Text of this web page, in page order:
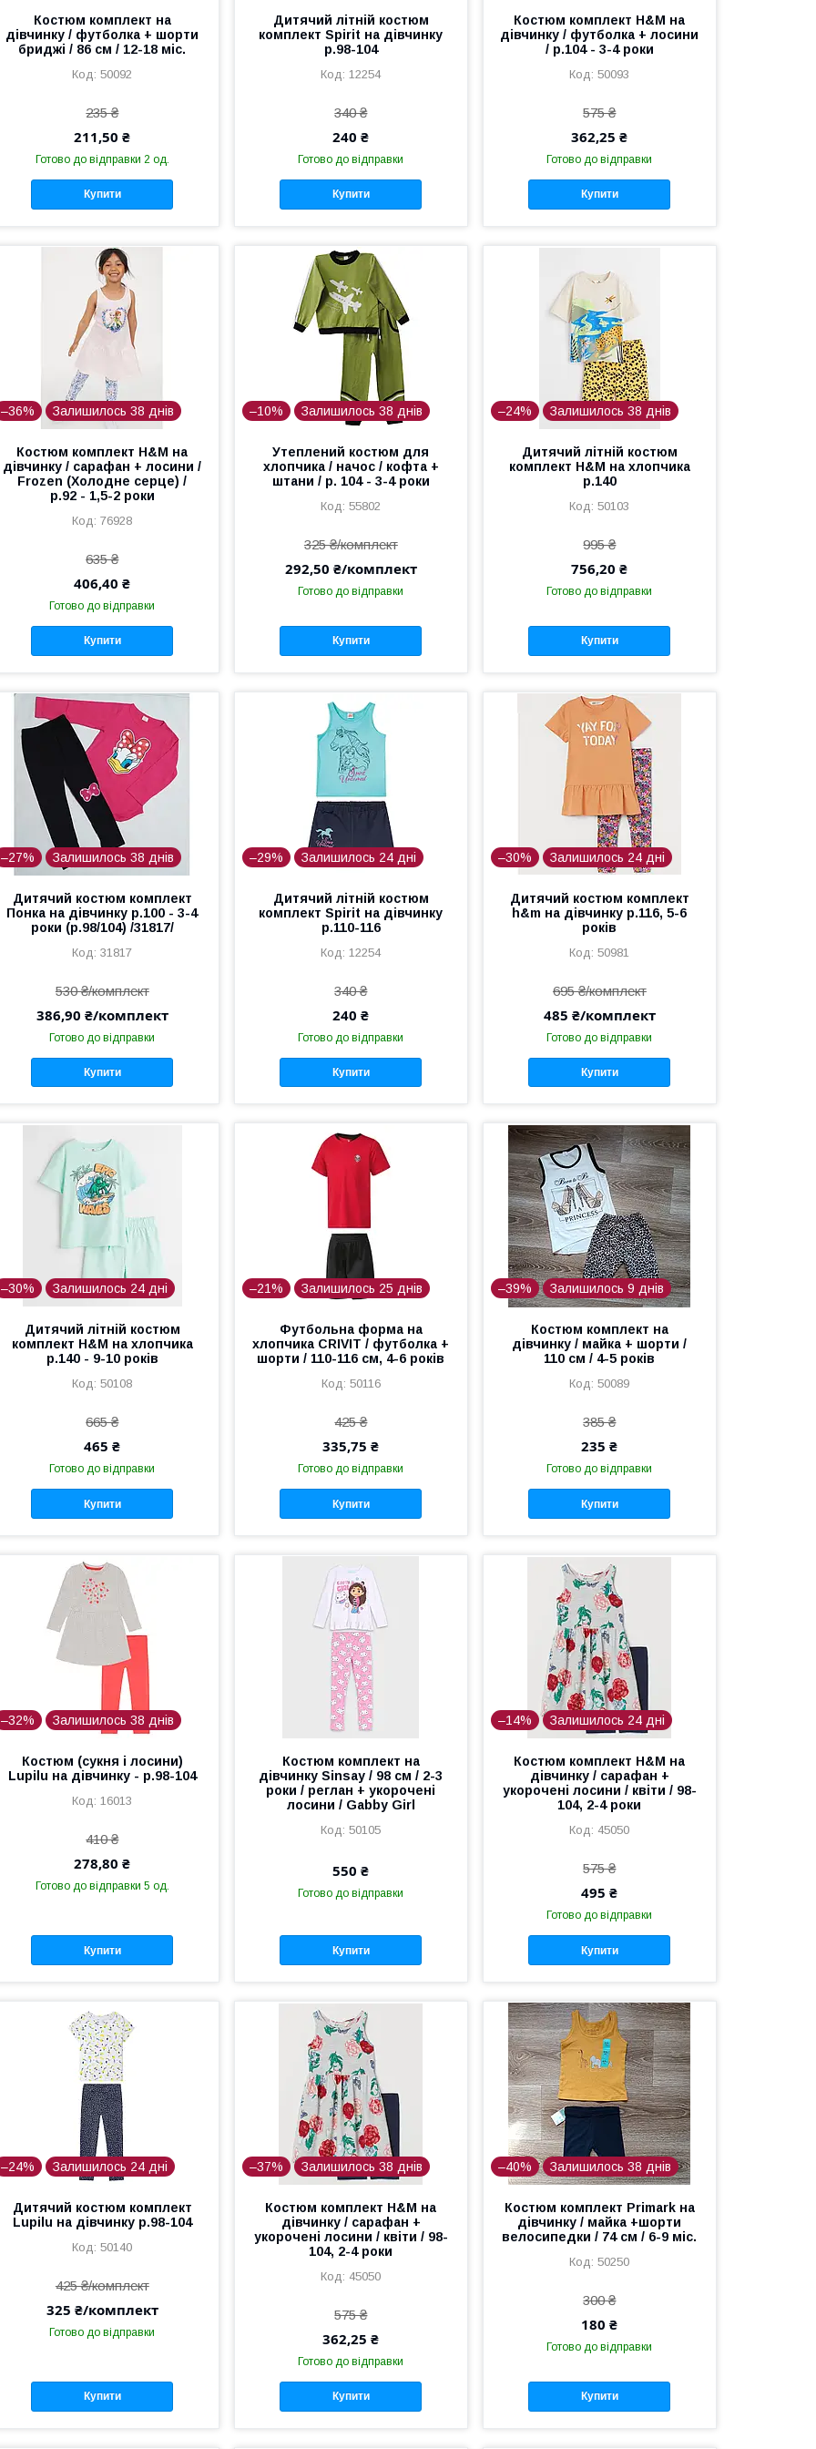
Костюм комплект на
дівчинку / футболка + шорти
бриджі / 86 см / 12-18 міс.
50092
235 ₴
211,50 ₴
Готово до відправки 2 од.
Купити
Дитячий літній костюм
комплект Spirit на дівчинку
р.98-104
12254
340 ₴
240 ₴
Готово до відправки
Купити
Костюм комплект H&M на
дівчинку / футболка + лосини
/ р.104 - 3-4 роки
50093
575 ₴
362,25 ₴
Готово до відправки
Купити
–36% Залишилось 38 днів
Костюм комплект H&M на
дівчинку / сарафан + лосини /
Frozen (Холодне серце) /
р.92 - 1,5-2 роки
76928
635 ₴
406,40 ₴
Готово до відправки
Купити
–10% Залишилось 38 днів
Утеплений костюм для
хлопчика / начос / кофта +
штани / р. 104 - 3-4 роки
55802
325 ₴/комплект
292,50 ₴/комплект
Готово до відправки
Купити
–24% Залишилось 38 днів
Дитячий літній костюм
комплект H&M на хлопчика
р.140
50103
995 ₴
756,20 ₴
Готово до відправки
Купити
–27% Залишилось 38 днів
Дитячий костюм комплект
Понка на дівчинку р.100 - 3-4
роки (р.98/104) /31817/
31817
530 ₴/комплект
386,90 ₴/комплект
Готово до відправки
Купити
–29% Залишилось 24 дні
Дитячий літній костюм
комплект Spirit на дівчинку
р.110-116
12254
340 ₴
240 ₴
Готово до відправки
Купити
–30% Залишилось 24 дні
Дитячий костюм комплект
h&m на дівчинку р.116, 5-6
років
50981
695 ₴/комплект
485 ₴/комплект
Готово до відправки
Купити
–30% Залишилось 24 дні
Дитячий літній костюм
комплект H&M на хлопчика
р.140 - 9-10 років
50108
665 ₴
465 ₴
Готово до відправки
Купити
–21% Залишилось 25 днів
Футбольна форма на
хлопчика CRIVIT / футболка +
шорти / 110-116 см, 4-6 років
50116
425 ₴
335,75 ₴
Готово до відправки
Купити
–39% Залишилось 9 днів
Костюм комплект на
дівчинку / майка + шорти /
110 см / 4-5 років
50089
385 ₴
235 ₴
Готово до відправки
Купити
–32% Залишилось 38 днів
Костюм (сукня і лосини)
Lupilu на дівчинку - р.98-104
16013
410 ₴
278,80 ₴
Готово до відправки 5 од.
Купити
Костюм комплект на
дівчинку Sinsay / 98 см / 2-3
роки / реглан + укорочені
лосини / Gabby Girl
50105
550 ₴
Готово до відправки
Купити
–14% Залишилось 24 дні
Костюм комплект H&M на
дівчинку / сарафан +
укорочені лосини / квіти / 98-
104, 2-4 роки
45050
575 ₴
495 ₴
Готово до відправки
Купити
–24% Залишилось 24 дні
Дитячий костюм комплект
Lupilu на дівчинку р.98-104
50140
425 ₴/комплект
325 ₴/комплект
Готово до відправки
Купити
–37% Залишилось 38 днів
Костюм комплект H&M на
дівчинку / сарафан +
укорочені лосини / квіти / 98-
104, 2-4 роки
45050
575 ₴
362,25 ₴
Готово до відправки
Купити
–40% Залишилось 38 днів
Костюм комплект Primark на
дівчинку / майка +шорти
велосипедки / 74 см / 6-9 міс.
50250
300 ₴
180 ₴
Готово до відправки
Купити